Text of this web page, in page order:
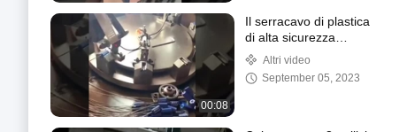
00:08
Il serracavo di plastica
di alta sicurezza
esagonale ha ricoperto
gli ss cabla il centro
1.8mm X300mm
Altri video
September 05, 2023